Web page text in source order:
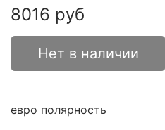
8016 руб
Нет в наличии
евро полярность